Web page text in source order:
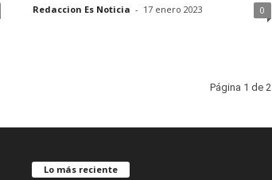
Redaccion Es Noticia - 17 enero 2023 0
Página 1 de 2
Lo más reciente